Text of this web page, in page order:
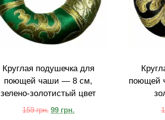
Круглая подушечка для
поющей чаши — 8 см,
зелено-золотистый цвет
159грн. 99 грн.
поющей